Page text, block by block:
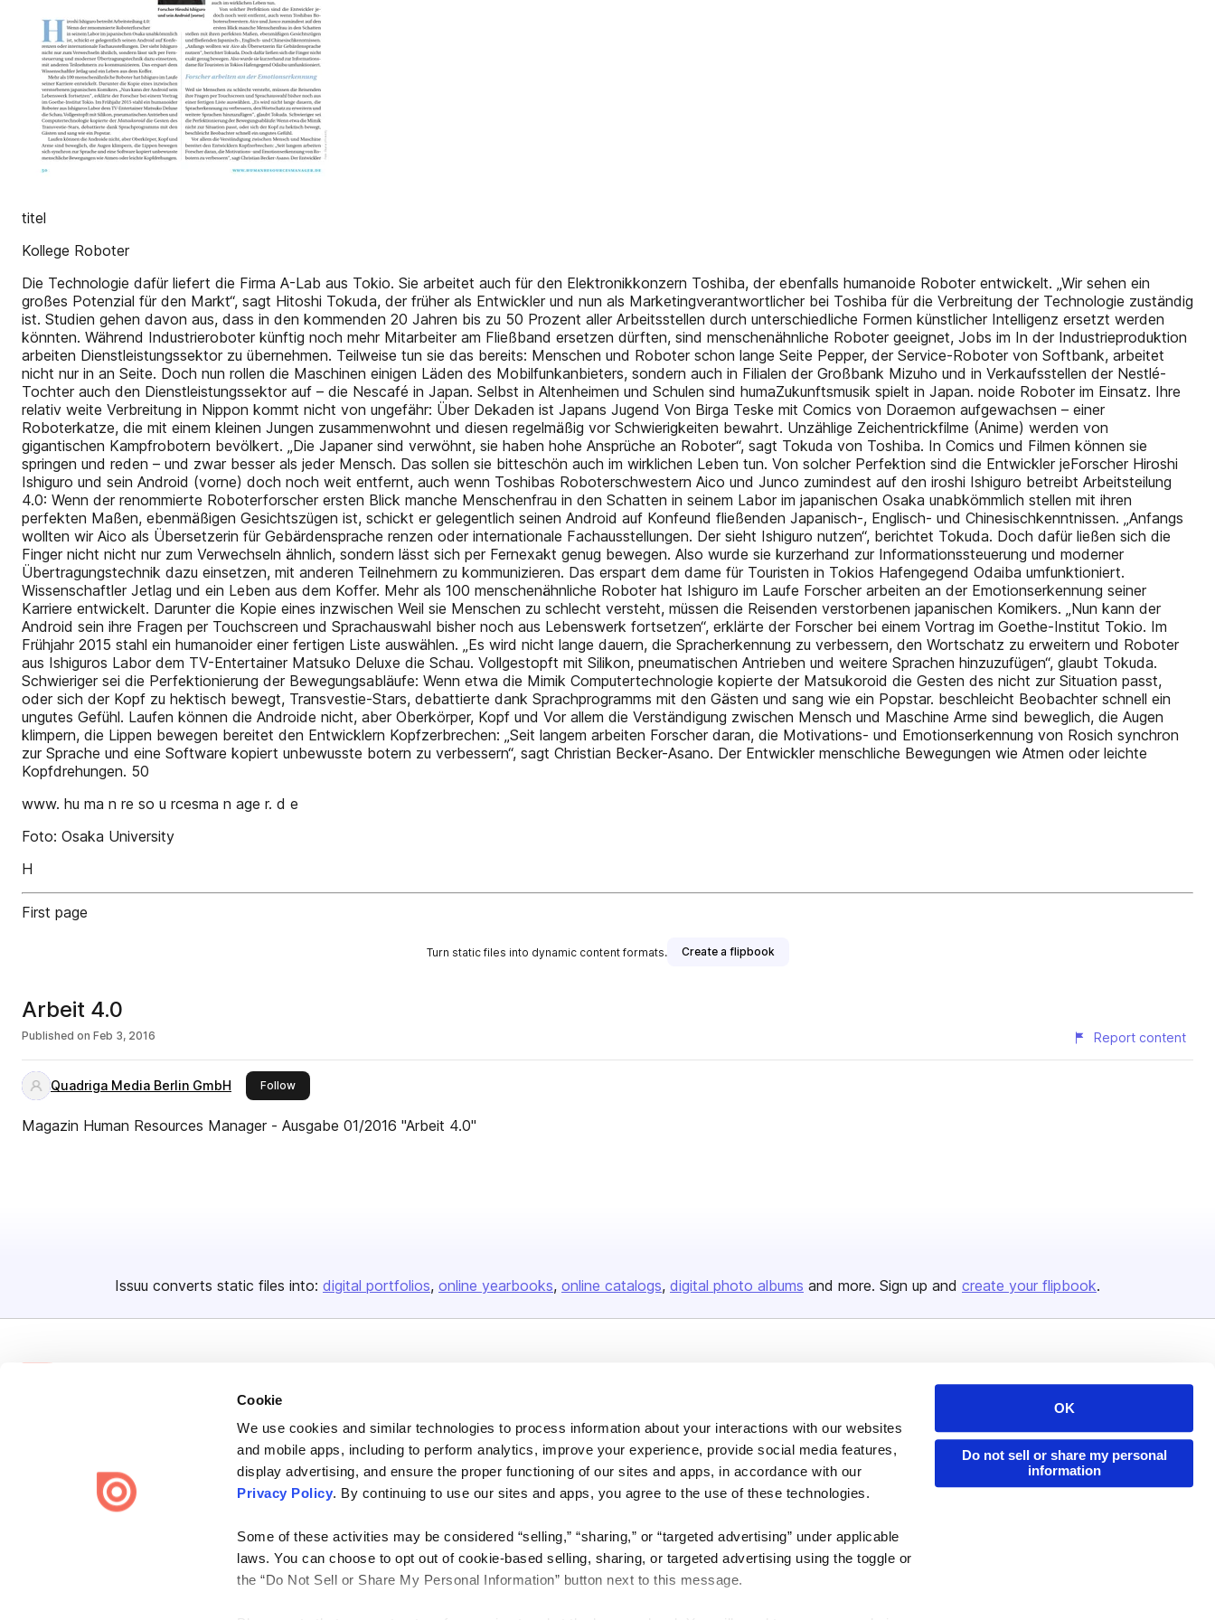
Cookie
We use cookies and similar technologies to process information about your interactions with our websites
and mobile apps, including to perform analytics, improve your experience, provide social media features,
display advertising, and ensure the proper functioning of our sites and apps, in accordance with our
Privacy Policy. By continuing to use our sites and apps, you agree to the use of these technologies.
Some of these activities may be considered “selling,” “sharing,” or “targeted advertising” under applicable
laws. You can choose to opt out of cookie-based selling, sharing, or targeted advertising using the toggle or
the “Do Not Sell or Share My Personal Information” button next to this message.
OK
Do not sell or share my personal
information
titel
Kollege Roboter
Die Technologie dafür liefert die Firma A-Lab aus Tokio. Sie arbeitet auch für den Elektronikkonzern Toshiba, der ebenfalls humanoide Roboter entwickelt. „Wir sehen ein
großes Potenzial für den Markt“, sagt Hitoshi Tokuda, der früher als Entwickler und nun als Marketingverantwortlicher bei Toshiba für die Verbreitung der Technologie zuständig
ist. Studien gehen davon aus, dass in den kommenden 20 Jahren bis zu 50 Prozent aller Arbeitsstellen durch unterschiedliche Formen künstlicher Intelligenz ersetzt werden
könnten. Während Industrieroboter künftig noch mehr Mitarbeiter am Fließband ersetzen dürften, sind menschenähnliche Roboter geeignet, Jobs im In der Industrieproduktion
arbeiten Dienstleistungssektor zu übernehmen. Teilweise tun sie das bereits: Menschen und Roboter schon lange Seite Pepper, der Service-Roboter von Softbank, arbeitet
nicht nur in an Seite. Doch nun rollen die Maschinen einigen Läden des Mobilfunkanbieters, sondern auch in Filialen der Großbank Mizuho und in Verkaufsstellen der Nestlé-
Tochter auch den Dienstleistungssektor auf – die Nescafé in Japan. Selbst in Altenheimen und Schulen sind humaZukunftsmusik spielt in Japan. noide Roboter im Einsatz. Ihre
relativ weite Verbreitung in Nippon kommt nicht von ungefähr: Über Dekaden ist Japans Jugend Von Birga Teske mit Comics von Doraemon aufgewachsen – einer
Roboterkatze, die mit einem kleinen Jungen zusammenwohnt und diesen regelmäßig vor Schwierigkeiten bewahrt. Unzählige Zeichentrickfilme (Anime) werden von
gigantischen Kampfrobotern bevölkert. „Die Japaner sind verwöhnt, sie haben hohe Ansprüche an Roboter“, sagt Tokuda von Toshiba. In Comics und Filmen können sie
springen und reden – und zwar besser als jeder Mensch. Das sollen sie bitteschön auch im wirklichen Leben tun. Von solcher Perfektion sind die Entwickler jeForscher Hiroshi
Ishiguro und sein Android (vorne) doch noch weit entfernt, auch wenn Toshibas Roboterschwestern Aico und Junco zumindest auf den iroshi Ishiguro betreibt Arbeitsteilung
4.0: Wenn der renommierte Roboterforscher ersten Blick manche Menschenfrau in den Schatten in seinem Labor im japanischen Osaka unabkömmlich stellen mit ihren
perfekten Maßen, ebenmäßigen Gesichtszügen ist, schickt er gelegentlich seinen Android auf Konfeund fließenden Japanisch-, Englisch- und Chinesischkenntnissen. „Anfangs
wollten wir Aico als Übersetzerin für Gebärdensprache renzen oder internationale Fachausstellungen. Der sieht Ishiguro nutzen“, berichtet Tokuda. Doch dafür ließen sich die
Finger nicht nicht nur zum Verwechseln ähnlich, sondern lässt sich per Fernexakt genug bewegen. Also wurde sie kurzerhand zur Informationssteuerung und moderner
Übertragungstechnik dazu einsetzen, mit anderen Teilnehmern zu kommunizieren. Das erspart dem dame für Touristen in Tokios Hafengegend Odaiba umfunktioniert.
Wissenschaftler Jetlag und ein Leben aus dem Koffer. Mehr als 100 menschenähnliche Roboter hat Ishiguro im Laufe Forscher arbeiten an der Emotionserkennung seiner
Karriere entwickelt. Darunter die Kopie eines inzwischen Weil sie Menschen zu schlecht versteht, müssen die Reisenden verstorbenen japanischen Komikers. „Nun kann der
Android sein ihre Fragen per Touchscreen und Sprachauswahl bisher noch aus Lebenswerk fortsetzen“, erklärte der Forscher bei einem Vortrag im Goethe-Institut Tokio. Im
Frühjahr 2015 stahl ein humanoider einer fertigen Liste auswählen. „Es wird nicht lange dauern, die Spracherkennung zu verbessern, den Wortschatz zu erweitern und Roboter
aus Ishiguros Labor dem TV-Entertainer Matsuko Deluxe die Schau. Vollgestopft mit Silikon, pneumatischen Antrieben und weitere Sprachen hinzuzufügen“, glaubt Tokuda.
Schwieriger sei die Perfektionierung der Bewegungsabläufe: Wenn etwa die Mimik Computertechnologie kopierte der Matsukoroid die Gesten des nicht zur Situation passt,
oder sich der Kopf zu hektisch bewegt, Transvestie-Stars, debattierte dank Sprachprogramms mit den Gästen und sang wie ein Popstar. beschleicht Beobachter schnell ein
ungutes Gefühl. Laufen können die Androide nicht, aber Oberkörper, Kopf und Vor allem die Verständigung zwischen Mensch und Maschine Arme sind beweglich, die Augen
klimpern, die Lippen bewegen bereitet den Entwicklern Kopfzerbrechen: „Seit langem arbeiten Forscher daran, die Motivations- und Emotionserkennung von Rosich synchron
zur Sprache und eine Software kopiert unbewusste botern zu verbessern“, sagt Christian Becker-Asano. Der Entwickler menschliche Bewegungen wie Atmen oder leichte
Kopfdrehungen. 50
www. hu ma n re so u rcesma n age r. d e
Foto: Osaka University
H
First page
Turn static files into dynamic content formats. Create a flipbook
Arbeit 4.0
Published on Feb 3, 2016 Report content
Quadriga Media Berlin GmbH Followthis publisher
Magazin Human Resources Manager - Ausgabe 01/2016 "Arbeit 4.0"
Issuu converts static files into: digital portfolios online yearbooks online catalogs digital photo albums and more. Sign up and create your flipbook.
Create once, share everywhere.
Issuu turns PDFs and other files into interactive flipbooks and
engaging content for every channel.
Careers
Plans & Pricing
Press
Features
Industries
Developers
Publisher Directory
Redeem Code